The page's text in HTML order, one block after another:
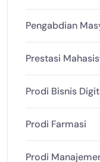
Pengabdian
Prestasi
Prodi Bisnis
Prodi Farmasi
Prodi